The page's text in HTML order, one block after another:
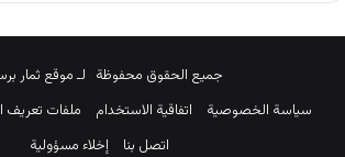
جميع الحقوق محفوظة لـ موقع ثمار
سياسة الخصوصية
اتفاقية الاستخدام ملفات تعريف
اتصل بنا
إخلاء مسؤولية